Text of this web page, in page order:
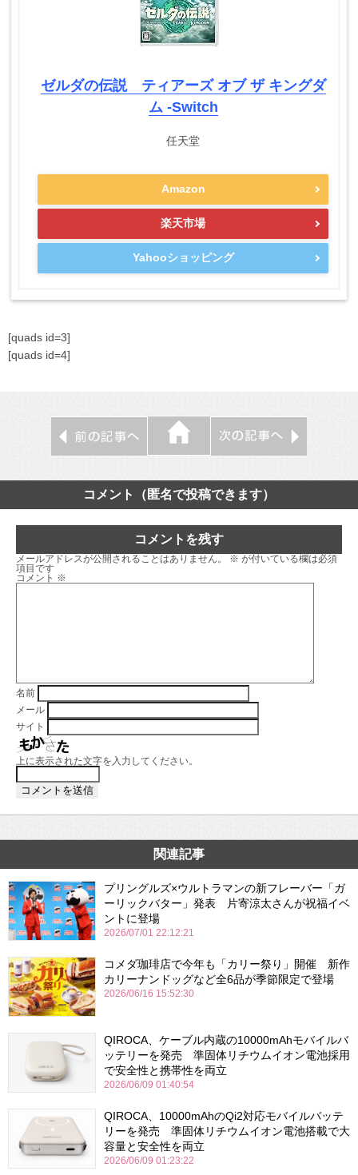
ゼルダの伝説 ティアーズ オブ ザ キングダ
ム -Switch
任天堂
Amazon
楽天市場
Yahooショッピング
[quads id=3]
[quads id=4]
コメント（匿名で投稿できます）
コメントを残す
メールアドレスが公開されることはありません。 ※ が付いている欄は必須
項目です
コメント ※
名前
メール
サイト
上に表示された文字を入力してください。
関連記事
プリングルズ×ウルトラマンの新フレーバー「ガ
ーリックバター」発表 片寄涼太さんが祝福イベ
ントに登場
2026/07/01 22:12:21
コメダ珈琲店で今年も「カリー祭り」開催 新作
カリーナンドッグなど全6品が季節限定で登場
2026/06/16 15:52:30
QIROCA、ケーブル内蔵の10000mAhモバイルバ
ッテリーを発売 準固体リチウムイオン電池採用
で安全性と携帯性を両立
2026/06/09 01:40:54
QIROCA、10000mAhのQi2対応モバイルバッテ
リーを発売 準固体リチウムイオン電池搭載で大
容量と安全性を両立
2026/06/09 01:23:22